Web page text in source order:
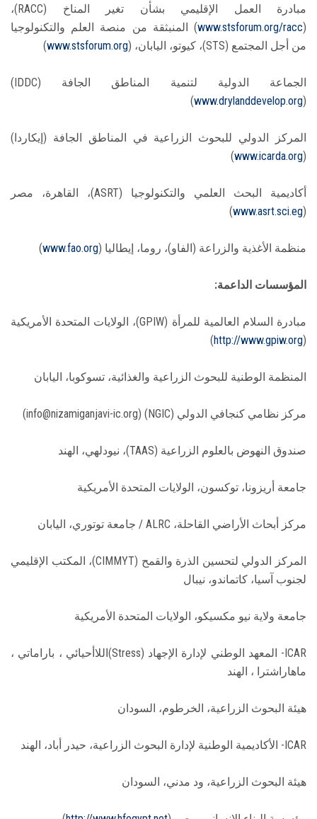
مبادرة العمل الإقليمي بشأن تغير المناخ (RACC)،
(
www.stsforum.org/racc) المنبثقة من منصة العلم والتكنولوجيا
من أجل المجتمع (STS)، كيوتو، اليابان، (
www.stsforum.org
)
الجماعة الدولية لتنمية المناطق الجافة (IDDC)
(
www.drylanddevelop.org
)
المركز الدولي للبحوث الزراعية في المناطق الجافة (إيكاردا)
(
www.icarda.org
)
أكاديمية البحث العلمي والتكنولوجيا (ASRT)، القاهرة، مصر
(
www.asrt.sci.eg
)
منظمة الأغذية والزراعة (الفاو)، روما، إيطاليا (www.fao.org
)
المؤسسات الداعمة:
مبادرة السلام العالمية للمرأة (GPIW)، الولايات المتحدة الأمريكية
(
http://www.gpiw.org
)
المنظمة الوطنية للبحوث الزراعية والغذائية، تسوكوبا، اليابان
مركز نظامي كنجافي الدولي (NGIC) (info@nizamiganjavi-ic.org)
صندوق النهوض بالعلوم الزراعية (TAAS)، نيودلهي، الهند
جامعة أريزونا، توكسون، الولايات المتحدة الأمريكية
مركز أبحاث الأراضي القاحلة، ALRC / جامعة توتوري، اليابان
المركز الدولي لتحسين الذرة والقمح (CIMMYT)، المكتب الإقليمي
لجنوب آسيا، كاتماندو، نيبال
جامعة ولاية نيو مكسيكو، الولايات المتحدة الأمريكية
ICAR- المعهد الوطني لإدارة الإجهاد (Stress)اللاأحيائي ، باراماتي ،
ماهاراشترا ، الهند
هيئة البحوث الزراعية، الخرطوم، السودان
ICAR- الأكاديمية الوطنية لإدارة البحوث الزراعية، حيدر أباد، الهند
هيئة البحوث الزراعية، ود مدني، السودان